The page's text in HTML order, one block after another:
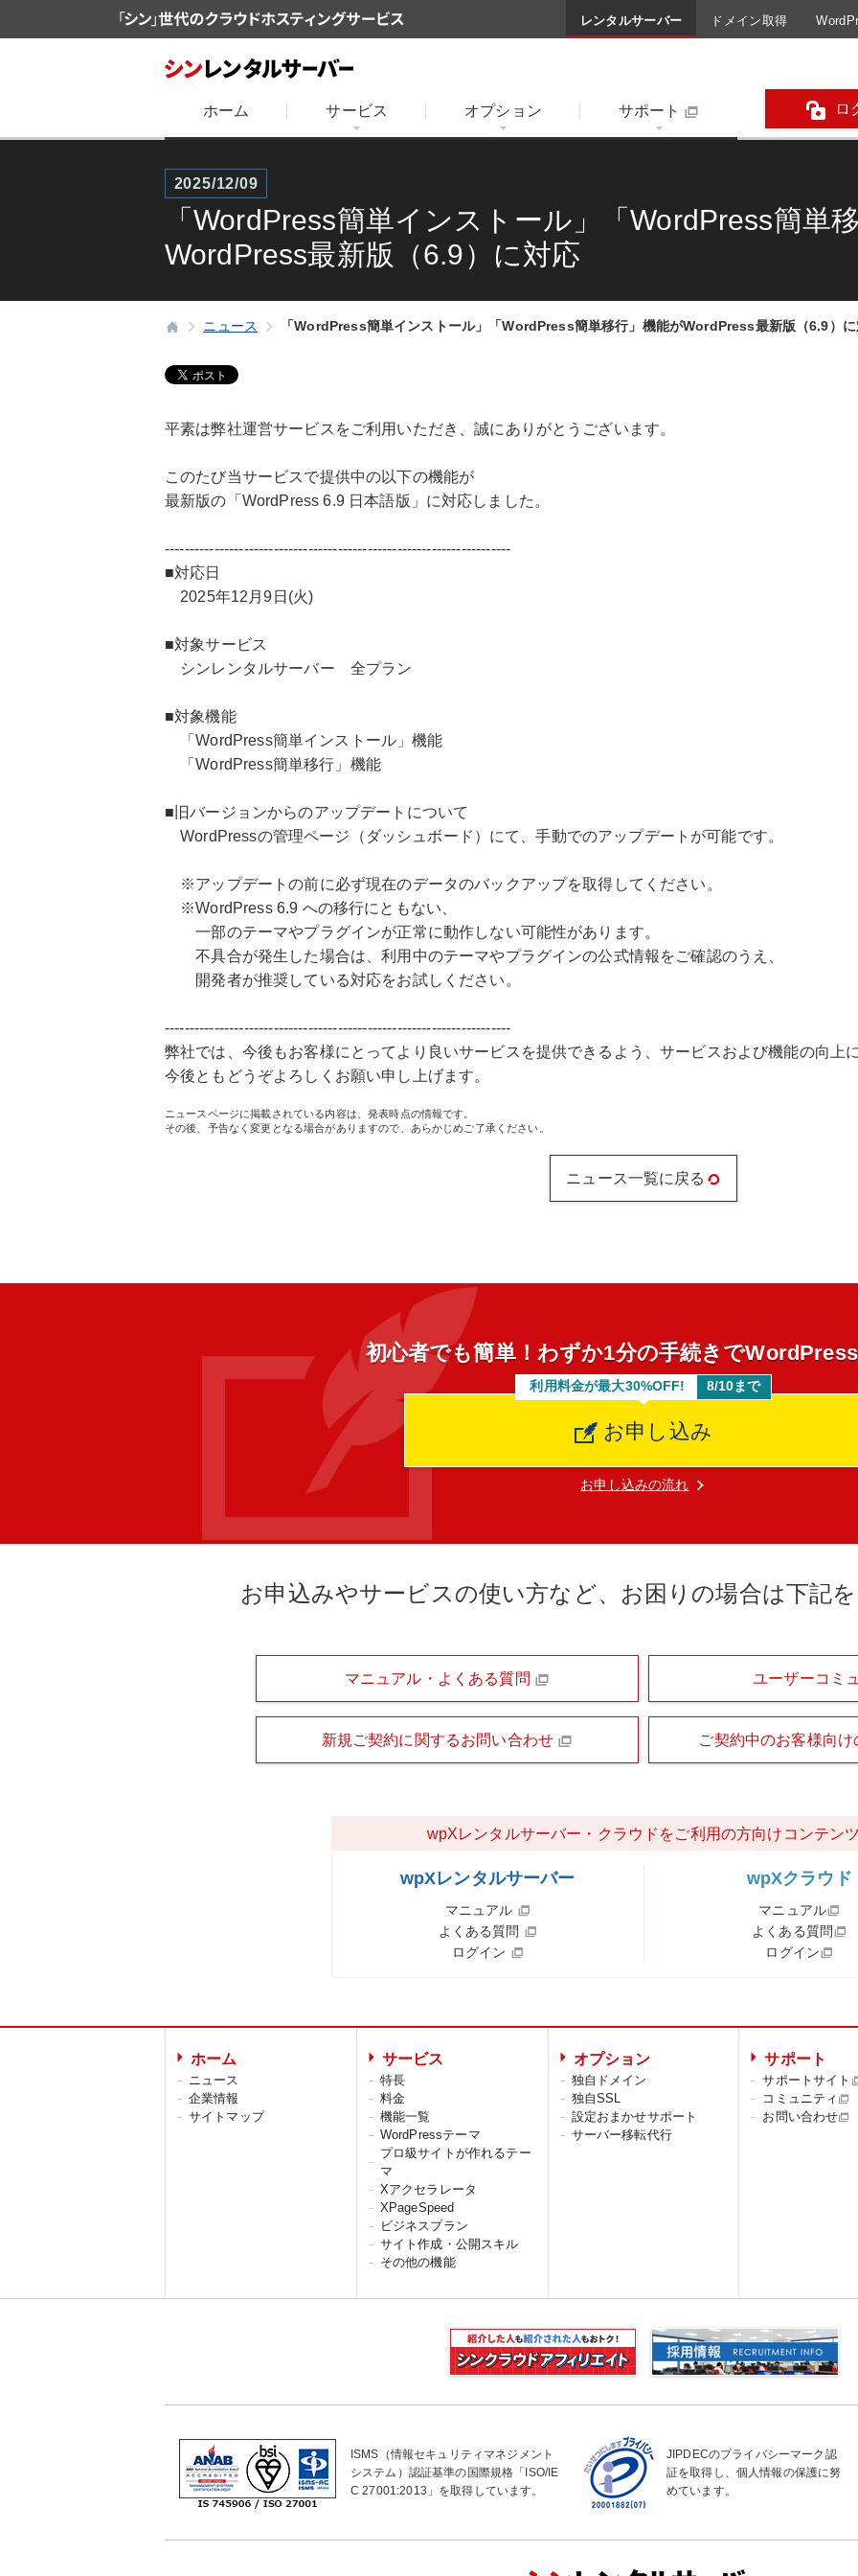
レンタルサーバー ドメイン取得
ホーム サービス オプション サポート ロ
2025/12/09
「WordPress簡単インストール」「WordPress簡単
WordPress最新版（6.9）に対応
ニュース 「WordPress簡単インストール」「WordPress簡単移行」機能がWordPress最新版（6.9）
平素は弊社運営サービスをご利用いただき、誠にありがとうございます。
このたび当サービスで提供中の以下の機能が
最新版の「WordPress 6.9 日本語版」に対応しました。
----------------------------------------------------------------------
■対応日
2025年12月9日(火)
■対象サービス
シンレンタルサーバー 全プラン
■対象機能
「WordPress簡単インストール」機能
「WordPress簡単移行」機能
■旧バージョンからのアップデートについて
WordPressの管理ページ（ダッシュボード）にて、手動でのアップデートが可能です。
※アップデートの前に必ず現在のデータのバックアップを取得してください。
※WordPress 6.9 への移行にともない、
一部のテーマやプラグインが正常に動作しない可能性があります。
不具合が発生した場合は、利用中のテーマやプラグインの公式情報をご確認のうえ、
開発者が推奨している対応をお試しください。
----------------------------------------------------------------------
弊社では、今後もお客様にとってより良いサービスを提供できるよう、サービスおよび機能の向上
今後ともどうぞよろしくお願い申し上げます。
ニュースページに掲載されている内容は、発表時点の情報です。
その後、予告なく変更となる場合がありますので、あらかじめご了承ください。
ニュース一覧に戻る
初心者でも簡単！わずか1分の手続きでWordPress
利用料金が最大30%OFF! 8/10まで
お申し込み
お申し込みの流れ
お申込みやサービスの使い方など、お困りの場合は下記を
マニュアル・よくある質問 ユーザーコミ
新規ご契約に関するお問い合わせ ご契約中のお客様向
wpXレンタルサーバー・クラウドをご利用の方向けコンテンツ
wpXレンタルサーバー
マニュアル
よくある質問
ログイン
wpXクラウド
マニュアル
よくある質問
ログイン
ホーム
ニュース
企業情報
サイトマップ
サービス
特長
料金
機能一覧
WordPressテーマ
プロ級サイトが作れるテー
マ
Xアクセラレータ
XPageSpeed
ビジネスプラン
サイト作成・公開スキル
その他の機能
オプション
独自ドメイン
独自SSL
設定おまかせサポート
サーバー移転代行
サポート
サポートサイト
コミュニティ
お問い合わせ
ISMS（情報セキュリティマネジメント
システム）認証基準の国際規格「ISO/IE
C 27001:2013」を取得しています。
JIPDECのプライバシーマーク認
証を取得し、個人情報の保護に努
めています。